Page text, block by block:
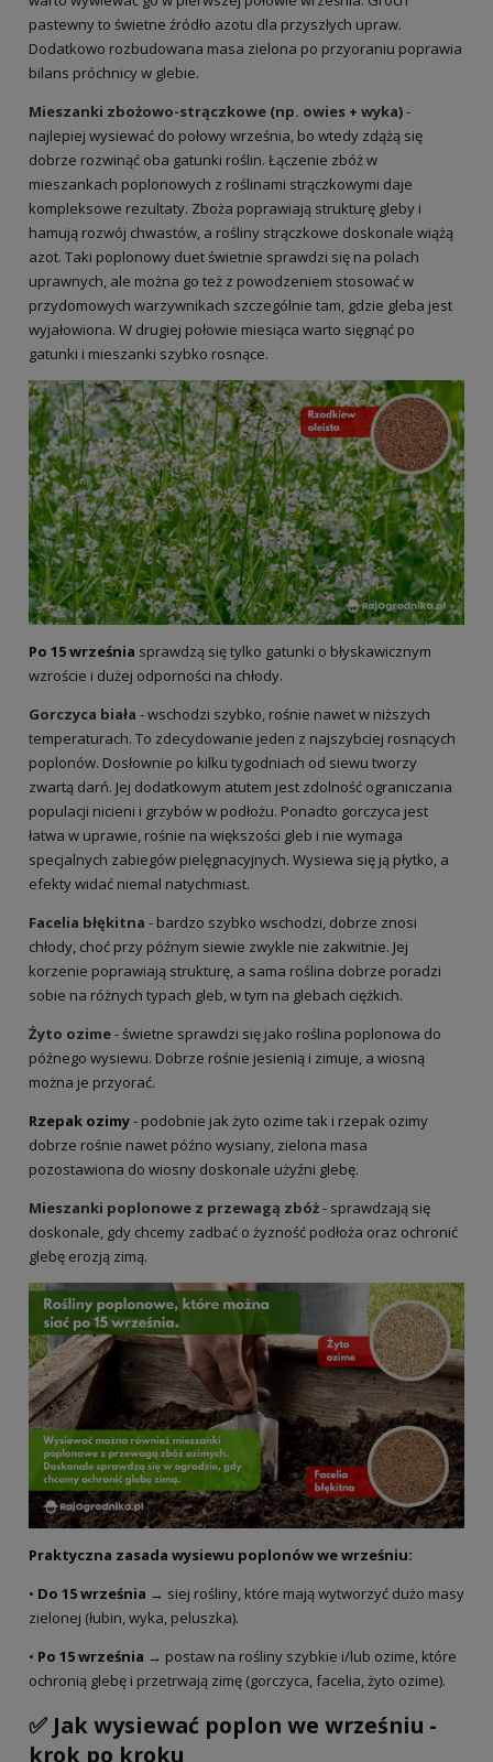
pastewny to świetne źródło azotu dla przyszłych upraw.
Dodatkowo rozbudowana masa zielona po przyoraniu poprawia
bilans próchnicy w glebie.
Mieszanki zbożowo-strączkowe (np. owies + wyka)-
najlepiej wysiewać do połowy września, bo wtedy zdążą się
dobrze rozwinąć oba gatunki roślin. Łączenie zbóż w
mieszankach poplonowych z roślinami strączkowymi daje
kompleksowe rezultaty. Zboża poprawiają strukturę gleby i
hamują rozwój chwastów, a rośliny strączkowe doskonale wiążą
azot. Taki poplonowy duet świetnie sprawdzi się na polach
uprawnych, ale można go też z powodzeniem stosować w
przydomowych warzywnikach szczególnie tam, gdzie gleba jest
wyjałowiona. W drugiej połowie miesiąca warto sięgnąć po
gatunki i mieszanki szybko rosnące.
Po 15 września sprawdzą się tylko gatunki o błyskawicznym
wzroście i dużej odporności na chłody.
Gorczyca biała - wschodzi szybko, rośnie nawet w niższych
temperaturach. To zdecydowanie jeden z najszybciej rosnących
poplonów. Dosłownie po kilku tygodniach od siewu tworzy
zwartą darń. Jej dodatkowym atutem jest zdolność ograniczania
populacji nicieni i grzybów w podłożu. Ponadto gorczyca jest
łatwa w uprawie, rośnie na większości gleb i nie wymaga
specjalnych zabiegów pielęgnacyjnych. Wysiewa się ją płytko, a
efekty widać niemal natychmiast.
Facelia błękitna - bardzo szybko wschodzi, dobrze znosi
chłody, choć przy późnym siewie zwykle nie zakwitnie. Jej
korzenie poprawiają strukturę, a sama roślina dobrze poradzi
sobie na różnych typach gleb, w tym na glebach ciężkich.
Żyto ozime- świetne sprawdzi się jako roślina poplonowa do
późnego wysiewu. Dobrze rośnie jesienią i zimuje, a wiosną
można je przyorać.
Rzepak ozimy- podobnie jak żyto ozime tak i rzepak ozimy
dobrze rośnie nawet późno wysiany, zielona masa
pozostawiona do wiosny doskonale użyźni glebę.
Mieszanki poplonowe z przewagą zbóż- sprawdzają się
doskonale, gdy chcemy zadbać o żyzność podłoża oraz ochronić
glebę erozją zimą.
Praktyczna zasada wysiewu poplonów we wrześniu:
• Do 15 września → siej rośliny, które mają wytworzyć dużo masy
zielonej (łubin, wyka, peluszka).
• Po 15 września → postaw na rośliny szybkie i/lub ozime, które
ochronią glebę i przetrwają zimę (gorczyca, facelia, żyto ozime).
✅ Jak wysiewać poplon we wrześniu -
krok po kroku